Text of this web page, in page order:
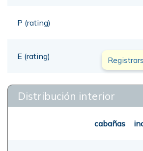
P (rating)
E (rating)
Distribución interior
cabañas